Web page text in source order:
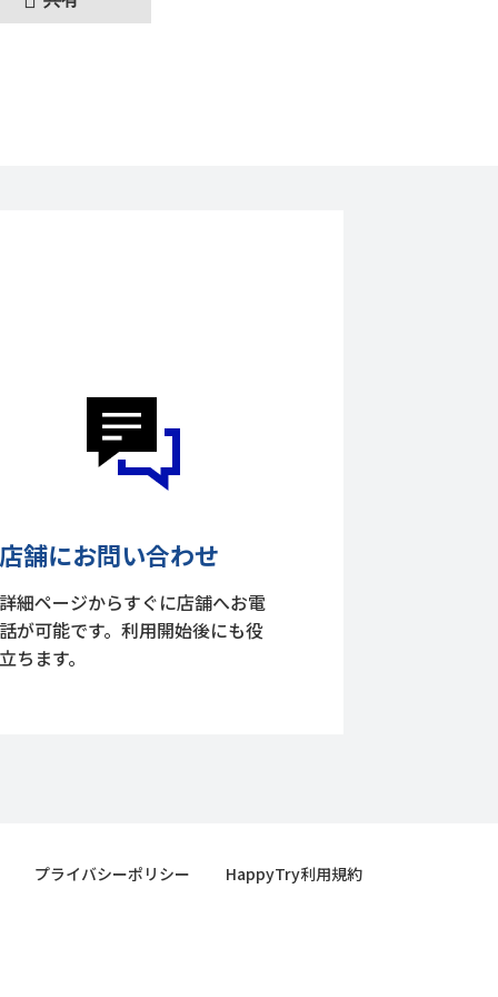
舗にお問い合わせ
細ページからすぐに店舗へお電
が可能です。利用開始後にも役
ちます。
プライバシーポリシー HappyTry利用規約